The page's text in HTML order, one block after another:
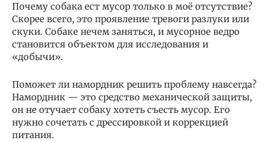
Почему собака ест мусор только в моё отсутствие?
Скорее всего, это проявление тревоги разлуки или
скуки. Собаке нечем заняться, и мусорное ведро
становится объектом для исследования и
«добычи».
Поможет ли намордник решить проблему навсегда?
Намордник — это средство механической защиты,
он не отучает собаку хотеть съесть мусор. Его
нужно сочетать с дрессировкой и коррекцией
питания.